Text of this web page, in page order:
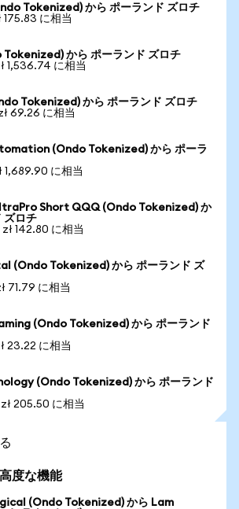
Tokenized) から ポーランド ズロチ
175.83 に相当
から ポーランド ズロチ
1,536.74 に相当
Tokenized) から ポーランド ズロチ
69.26 に相当
(Ondo Tokenized) から ポーラ
1,689.90 に相当
Short QQQ (Ondo Tokenized) か
ズロチ
142.80 に相当
(Ondo Tokenized) から ポーランド ズ
71.79 に相当
(Ondo Tokenized) から ポーランド
23.22 に相当
(Ondo Tokenized) から ポーランド
205.50 に相当
度な機能
(Ondo Tokenized) から Lam